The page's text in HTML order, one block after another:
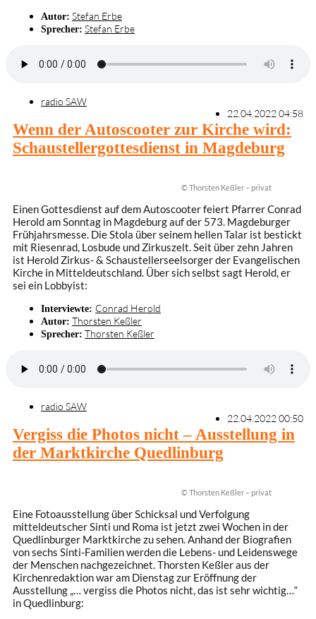
Autor: Stefan Erbe
Sprecher: Stefan Erbe
radio SAW
22.04.2022 04:58
Wenn der Autoscooter zur Kirche wird:
Schaustellergottesdienst in Magdeburg
© Thorsten Keßler – privat
Einen Gottesdienst auf dem Autoscooter feiert Pfarrer Conrad
Herold am Sonntag in Magdeburg auf der 573. Magdeburger
Frühjahrsmesse. Die Stola über seinem hellen Talar ist bestickt
mit Riesenrad, Losbude und Zirkuszelt. Seit über zehn Jahren
ist Herold Zirkus- & Schaustellerseelsorger der Evangelischen
Kirche in Mitteldeutschland. Über sich selbst sagt Herold, er
sei ein Lobbyist:
Interviewte: Conrad Herold
Autor: Thorsten Keßler
Sprecher: Thorsten Keßler
radio SAW
22.04.2022 00:50
Vergiss die Photos nicht – Ausstellung in
der Marktkirche Quedlinburg
© Thorsten Keßler – privat
Eine Fotoausstellung über Schicksal und Verfolgung
mitteldeutscher Sinti und Roma ist jetzt zwei Wochen in der
Quedlinburger Marktkirche zu sehen. Anhand der Biografien
von sechs Sinti-Familien werden die Lebens- und Leidenswege
der Menschen nachgezeichnet. Thorsten Keßler aus der
Kirchenredaktion war am Dienstag zur Eröffnung der
Ausstellung „… vergiss die Photos nicht, das ist sehr wichtig…“
in Quedlinburg: